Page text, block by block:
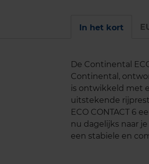
In het kort
De Continental
Continental,
is ontwikkeld met
uitstekende
ECO CONTACT 6
nu dagelijks naar
een stabiele en